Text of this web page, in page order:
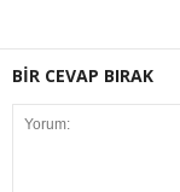
BİR CEVAP BIRAK